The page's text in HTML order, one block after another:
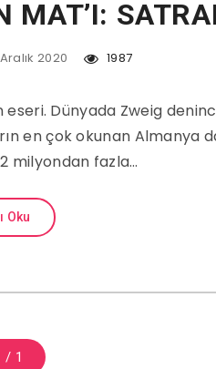
MAT’I:
2020 1987
eseri. Dünyada Zweig
en çok okunan Almanya
milyondan fazla…
Oku
/ 1